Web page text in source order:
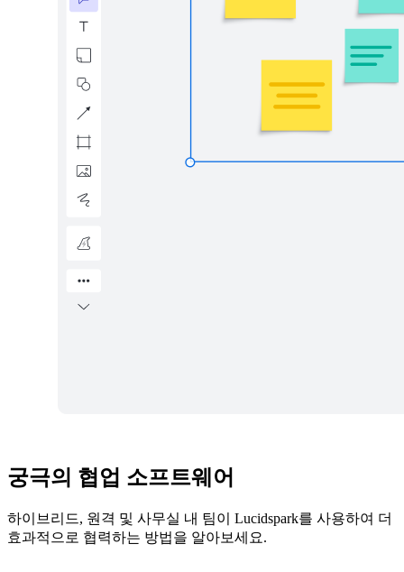
궁극의 협업 소프트웨어
하이브리드, 원격 및 사무실 내 팀이 Lucidspark를 사용하여 더
효과적으로 협력하는 방법을 알아보세요.